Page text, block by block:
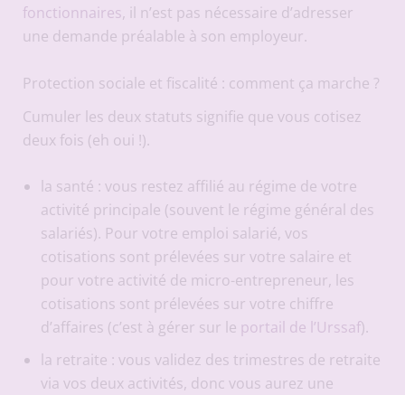
fonctionnaires, il n’est pas nécessaire d’adresser
une demande préalable à son employeur.
Protection sociale et fiscalité : comment ça marche ?
Cumuler les deux statuts signifie que vous cotisez
deux fois (eh oui !).
la santé : vous restez affilié au régime de votre
activité principale (souvent le régime général des
salariés). Pour votre emploi salarié, vos
cotisations sont prélevées sur votre salaire et
pour votre activité de micro-entrepreneur, les
cotisations sont prélevées sur votre chiffre
d’affaires (c’est à gérer sur le portail de l’Urssaf).
la retraite : vous validez des trimestres de retraite
via vos deux activités, donc vous aurez une